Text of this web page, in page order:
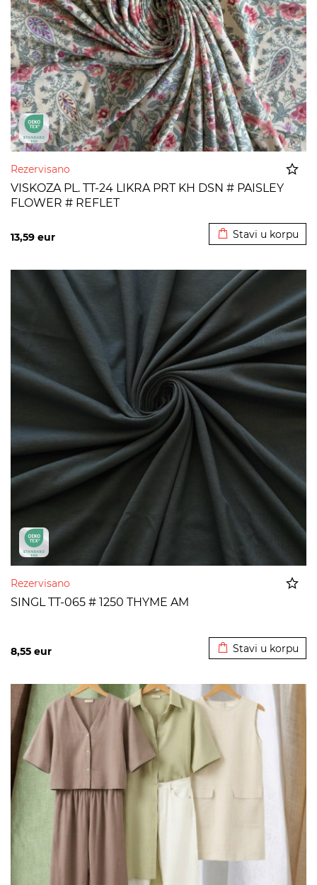
Rezervisano
VISKOZA PL. TT-24 LIKRA PRT KH DSN # PAISLEY
FLOWER # REFLET
13,59 eur Stavi u korpu
Rezervisano
SINGL TT-065 # 1250 THYME AM
8,55 eur Stavi u korpu